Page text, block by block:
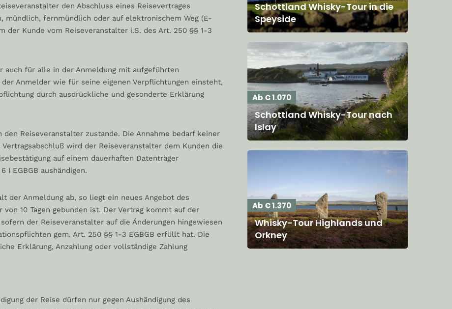
den Abschluss eines Reisevertrages
mündlich, fernmündlich oder auf elektronischem Weg (E-
der Kunde vom Reiseveranstalter i.S. des Art. 250 §§ 1-3
auch für alle in der Anmeldung mit aufgeführten
Anmelder wie für seine eigenen Verpflichtungen einsteht,
durch ausdrückliche und gesonderte Erklärung
Reiseveranstalter zustande. Die Annahme bedarf keiner
wird der Reiseveranstalter dem Kunden die
auf einem dauerhaften Datenträger
I EGBGB aushändigen.
der Anmeldung ab, so liegt ein neues Angebot des
10 Tagen gebunden ist. Der Vertrag kommt auf der
der Reiseveranstalter auf die Änderungen hingewiesen
gem. Art. 250 §§ 1-3 EGBGB erfüllt hat. Die
Erklärung, Anzahlung oder vollständige Zahlung
der Reise dürfen nur gegen Aushändigung des
Schottland Whisky-Tour in die
Speyside
Ab € 1.070
Schottland Whisky-Tour nach
Islay
Ab € 1.370
Whisky-Tour Highlands und
Orkney